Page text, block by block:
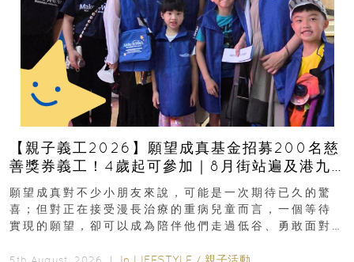
【親子義工2026】願望成真基金招募200名慈
善獎券義工！4歲起可參加｜8月街站遍及港九
新界
願望成真對不少小朋友來說，可能是一次期待已久的驚
喜；但對正在接受漫長治療的重病兒童而言，一個等待
實現的願望，卻可以成為陪伴他們走過低谷、勇敢面對
In LIFESTYLE / 親子活動